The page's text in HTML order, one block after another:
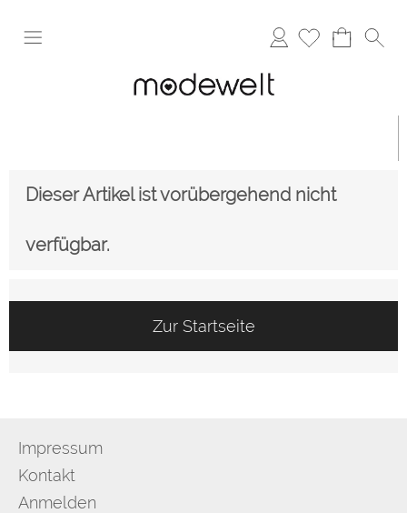
Anmelden
Dieser Artikel ist vorübergehend nicht
verfügbar.
Zur Startseite
Impressum
Kontakt
Anmelden